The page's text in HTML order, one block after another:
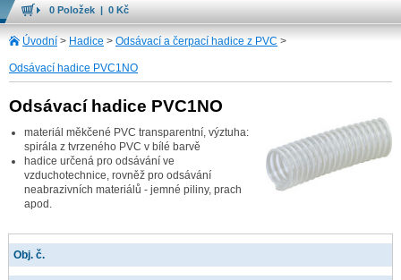
0 Položek | 0 Kč
Úvodní > Hadice > Odsávací a čerpací hadice z PVC >
Odsávací hadice PVC1NO
Odsávací hadice PVC1NO
materiál měkčené PVC transparentní, výztuha:
spirála z tvrzeného PVC v bílé barvě
hadice určená pro odsávání ve
vzduchotechnice, rovněž pro odsávání
neabrazivních materiálů - jemné piliny, prach
apod.
Obj. č.